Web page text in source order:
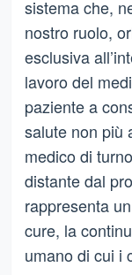
sistema che,
nostro ruolo,
esclusiva
lavoro del
paziente a
salute non più
medico di
distante dal
rappresenta
cure, la
umano di cui i